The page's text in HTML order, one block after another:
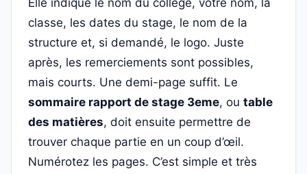
Elle indique le nom du collège, votre nom, la
classe, les dates du stage, le nom de la
structure et, si demandé, le logo. Juste
après, les remerciements sont possibles,
mais courts. Une demi-page suffit. Le
sommaire rapport de stage 3eme, ou table
des matières, doit ensuite permettre de
trouver chaque partie en un coup d’œil.
Numérotez les pages. C’est simple et très